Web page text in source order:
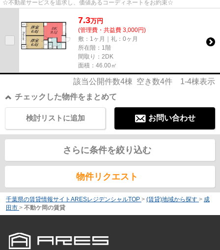
☆不動産サービスを追求し、価値あるコーディネートをお約束☆
7.3万円
(管理費・共益費 3,000円)
敷：1ヶ月｜礼：0ヶ月
所在階：1階
間取り：2DK
面積：46.00㎡
該当公開件数4棟 空き数4件 1-4棟表示
チェックした物件をまとめて
お問い合わせ
検討リストに追加
さらに条件を絞り込む
物件リクエスト
千葉県の賃貸情報サイトARESレジデンシャルTOP > (賃貸)地域から探す > 成
田市 > 不動ケ岡の賃貸